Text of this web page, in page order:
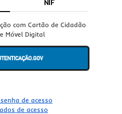
NIF
com Cartão de Cidadão
Móvel Digital
de acesso
de acesso